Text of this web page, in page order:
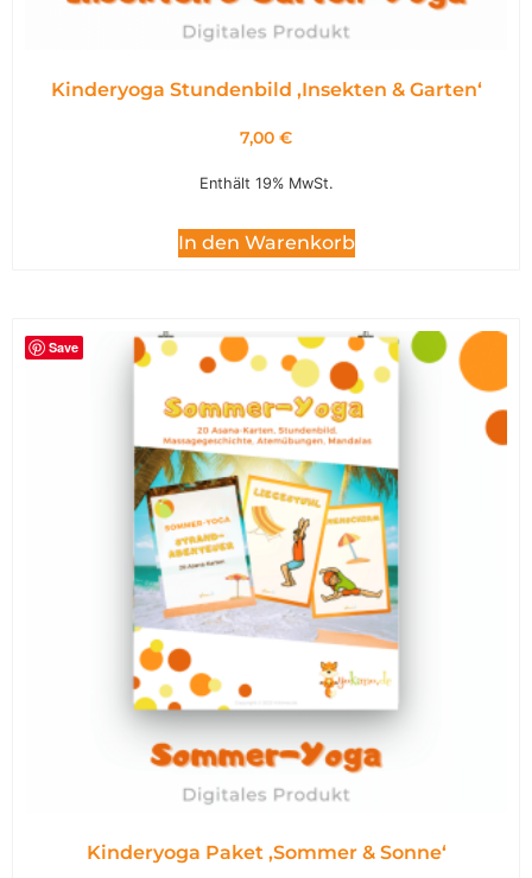
Kinderyoga Stundenbild ,Insekten & Garten‘
7,00 €
Enthält 19% MwSt.
In den Warenkorb
Save
Kinderyoga Paket ,Sommer & Sonne‘